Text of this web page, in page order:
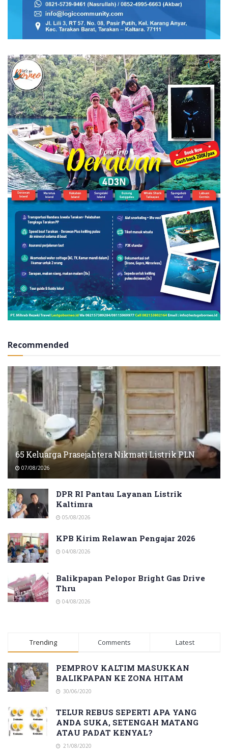
Recommended
65 Keluarga Prasejahtera Nikmati Listrik PLN
07/08/2026
DPR RI Pantau Layanan Listrik
Kaltimra
05/08/2026
KPB Kirim Relawan Pengajar 2026
04/08/2026
Balikpapan Pelopor Bright Gas Drive
Thru
04/08/2026
Trending Comments Latest
PEMPROV KALTIM MASUKKAN
BALIKPAPAN KE ZONA HITAM
30/06/2020
TELUR REBUS SEPERTI APA YANG
ANDA SUKA, SETENGAH MATANG
ATAU PADAT KENYAL?
21/08/2020